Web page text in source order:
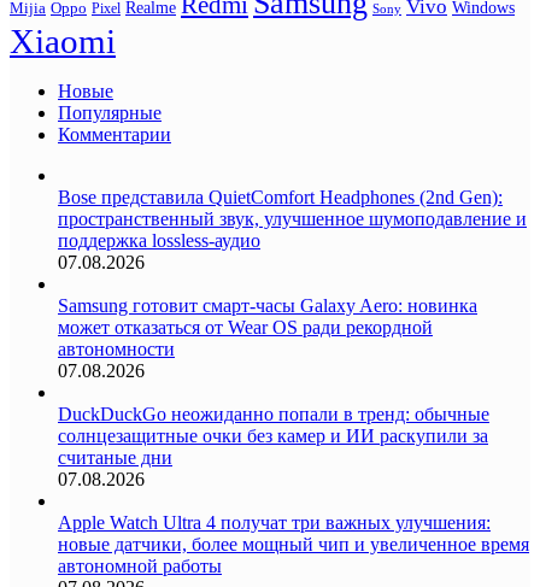
Mijia Oppo Pixel Realme Sony Vivo Windows
Xiaomi
Новые
Популярные
Комментарии
Bose представила QuietComfort Headphones (2nd Gen):
пространственный звук, улучшенное шумоподавление и
поддержка lossless-аудио
07.08.2026
Samsung готовит смарт-часы Galaxy Aero: новинка
может отказаться от Wear OS ради рекордной
автономности
07.08.2026
DuckDuckGo неожиданно попали в тренд: обычные
солнцезащитные очки без камер и ИИ раскупили за
считаные дни
07.08.2026
Apple Watch Ultra 4 получат три важных улучшения:
новые датчики, более мощный чип и увеличенное время
автономной работы